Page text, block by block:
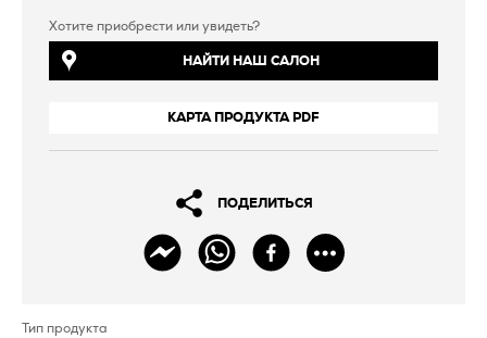
Хотите приобрести или увидеть?
НАЙТИ НАШ САЛОН
КАРТА ПРОДУКТА PDF
ПОДЕЛИТЬСЯ
Тип продукта